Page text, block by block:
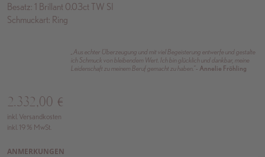
Besatz: 1 Brillant 0.03ct TW SI
Schmuckart: Ring
„Aus echter Überzeugung und mit viel Begeisterung entwerfe und gestalte
ich Schmuck von bleibendem Wert. Ich bin glücklich und dankbar, meine
Leidenschaft zu meinem Beruf gemacht zu haben.”- Annelie Fröhling
2.332,00 €
inkl. Versandkosten
inkl. 19 % MwSt.
ANMERKUNGEN